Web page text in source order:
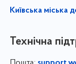
Київська міська
Технічна